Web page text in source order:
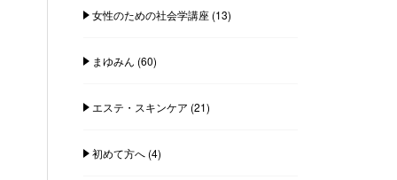
女性のための社会学講座(13)
まゆみん (60)
エステ・スキンケア (21)
初めて方へ(4)